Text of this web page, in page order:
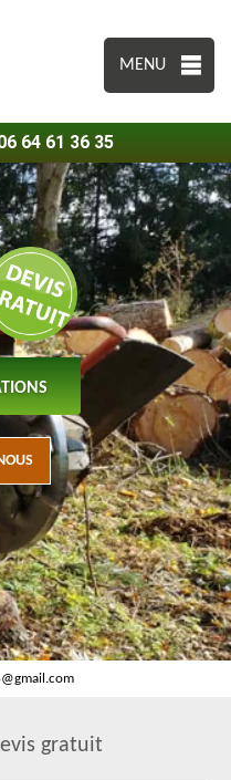
MENU
64 61 36 35
gratuit